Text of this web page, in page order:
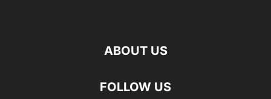
ABOUT US
FOLLOW US